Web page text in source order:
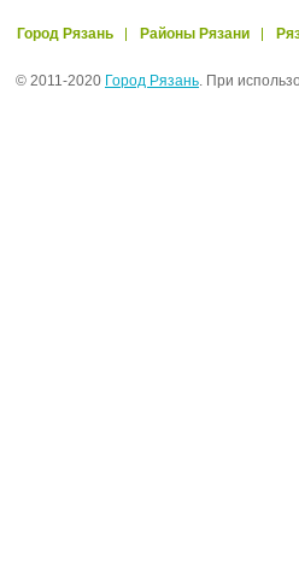
Город Рязань Районы Рязани
© 2011-2020 Город Рязань. При